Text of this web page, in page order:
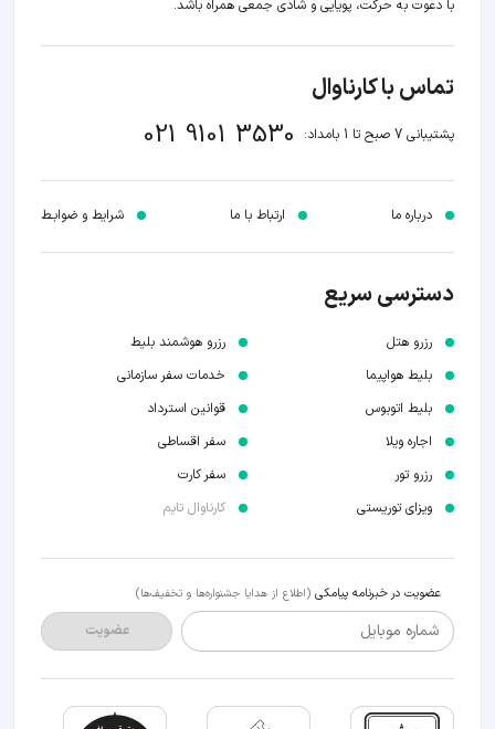
با دعوت به حرکت، پویایی و شادی جمعی همراه باشد.
تماس با کارناوال
پشتیبانی 7 صبح تا 1 بامداد: 021 9101 3530
درباره ما ارتباط با ما شرایط و ضوابـط
دسترسی سریع
رزرو هتل
بلیط هواپیما
بلیط اتوبوس
اجاره ویلا
رزرو تور
ویزای توریستی
رزرو هوشمند بلیط
خدمات سفر سازمانی
قوانین استرداد
سفر اقساطی
سفر کارت
کارناوال تایم
عضویت در خبرنامه پیامکی (اطلاع از هدایا جشنواره‌ها و تخفیف‌ها)
شماره موبایل عضویت